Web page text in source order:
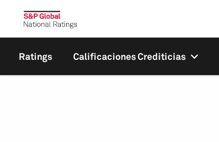
Ratings Calificaciones Crediticias